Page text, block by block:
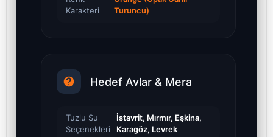
Karakteri
Turuncu)
Hedef Avlar & Mera
Tuzlu Su
Seçenekleri
İstavrit, Mırmır, Eşkina,
Karagöz, Levrek